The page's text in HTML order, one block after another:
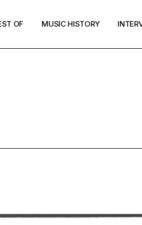
OF MUSIC HISTORY